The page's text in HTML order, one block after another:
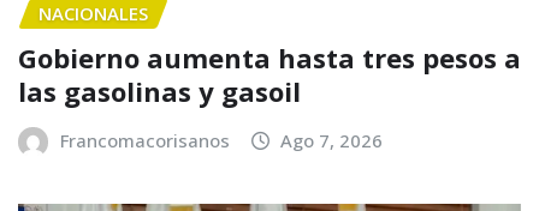
NACIONALES
Gobierno aumenta hasta tres pesos a
las gasolinas y gasoil
Francomacorisanos Ago 7, 2026